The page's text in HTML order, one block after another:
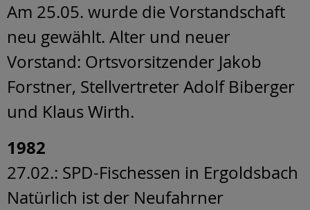
Am 25.05. wurde die Vorstandschaft
neu gewählt. Alter und neuer
Vorstand: Ortsvorsitzender Jakob
Forstner, Stellvertreter Adolf Biberger
und Klaus Wirth.
1982
27.02.: SPD-Fischessen in Ergoldsbach
Natürlich ist der Neufahrner